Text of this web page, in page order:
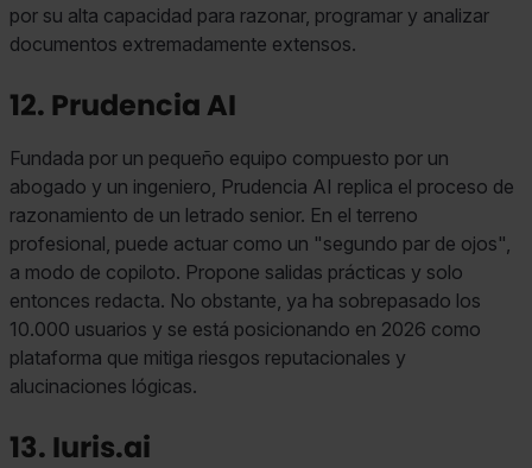
por su alta capacidad para razonar, programar y analizar
documentos extremadamente extensos.
12. Prudencia AI
Fundada por un pequeño equipo compuesto por un
abogado y un ingeniero, Prudencia AI replica el proceso de
razonamiento de un letrado senior. En el terreno
profesional, puede actuar como un "segundo par de ojos",
a modo de copiloto. Propone salidas prácticas y solo
entonces redacta. No obstante, ya ha sobrepasado los
10.000 usuarios y se está posicionando en 2026 como
plataforma que mitiga riesgos reputacionales y
alucinaciones lógicas.
13. Iuris.ai